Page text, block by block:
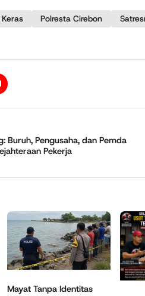
Polresta Cirebon
Buruh, Pengusaha, dan Pemda
Pekerja
Mayat Tanpa Identitas